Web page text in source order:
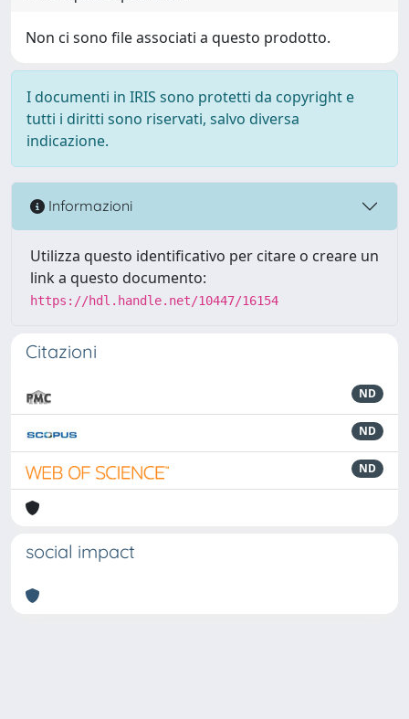
Non ci sono file associati a questo prodotto.
I documenti in IRIS sono protetti da copyright e
tutti i diritti sono riservati, salvo diversa
indicazione.
Informazioni
Utilizza questo identificativo per citare o creare un
link a questo documento:
https://hdl.handle.net/10447/16154
Citazioni
ND
ND
ND
social impact